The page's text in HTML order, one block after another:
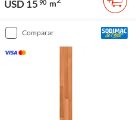
USD 15 90 m
comparar